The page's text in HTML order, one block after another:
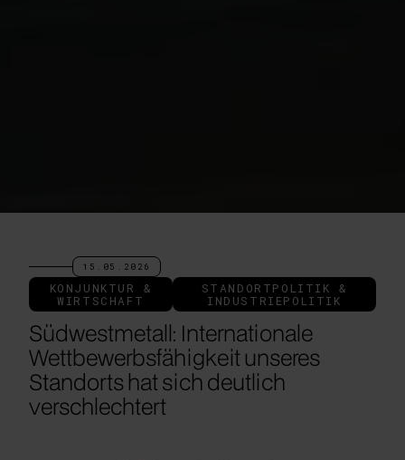
15.05.2026
KONJUNKTUR &
WIRTSCHAFT
STANDORTPOLITIK &
INDUSTRIEPOLITIK
Südwestmetall: Internationale
Wettbewerbsfähigkeit unseres
Standorts hat sich deutlich
verschlechtert